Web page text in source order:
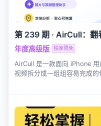
第 239 期 · AirCull：翻
年度高级版 独家限免
AirCull 是一款面向 iPhone
视频拆分成一组组容易完成